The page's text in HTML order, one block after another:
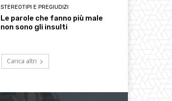
STEREOTIPI E PREGIUDIZI
Le parole che fanno più male
non sono gli insulti
Carica altri